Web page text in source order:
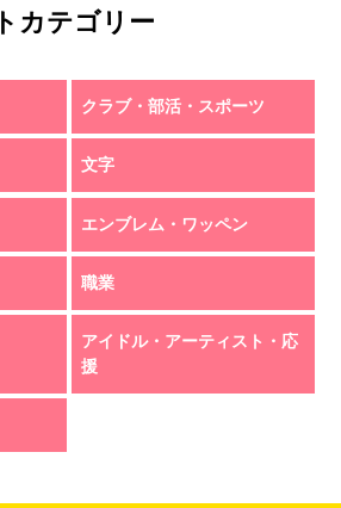
トカテゴリー
クラブ・部活・スポーツ
文字
エンブレム・ワッペン
職業
アイドル・アーティスト・応
援